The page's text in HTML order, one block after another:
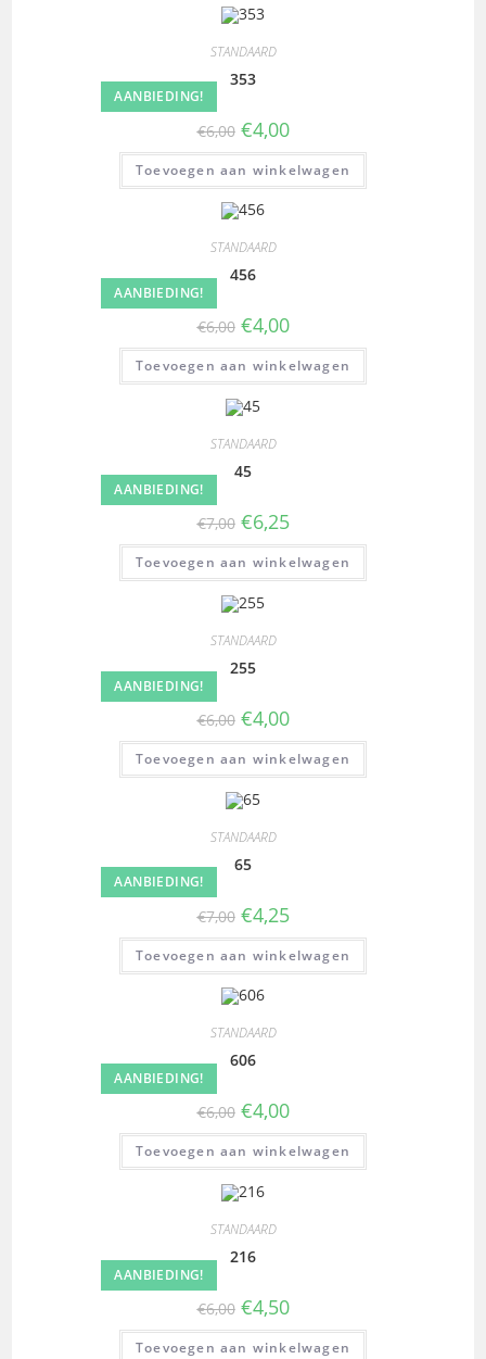
AANBIEDING!
STANDAARD
353
€6,00 €4,00
Toevoegen aan winkelwagen
AANBIEDING!
STANDAARD
456
€6,00 €4,00
Toevoegen aan winkelwagen
AANBIEDING!
STANDAARD
45
€7,00 €6,25
Toevoegen aan winkelwagen
AANBIEDING!
STANDAARD
255
€6,00 €4,00
Toevoegen aan winkelwagen
AANBIEDING!
STANDAARD
65
€7,00 €4,25
Toevoegen aan winkelwagen
AANBIEDING!
STANDAARD
606
€6,00 €4,00
Toevoegen aan winkelwagen
AANBIEDING!
STANDAARD
216
€6,00 €4,50
Toevoegen aan winkelwagen